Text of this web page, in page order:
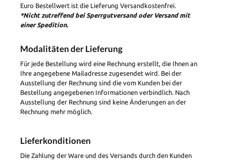
Euro Bestellwert ist die Lieferung Versandkostenfrei.
*Nicht zutreffend bei Sperrgutversand oder Versand mit
einer Spedition.
Modalitäten der Lieferung
Für jede Bestellung wird eine Rechnung erstellt, die Ihnen an
Ihre angegebene Mailadresse zugesendet wird. Bei der
Ausstellung der Rechnung sind die vom Kunden bei der
Bestellung angegebenen Informationen verbindlich. Nach
Ausstellung der Rechnung sind keine Änderungen an der
Rechnung mehr möglich.
Lieferkonditionen
Die Zahlung der Ware und des Versands durch den Kunden